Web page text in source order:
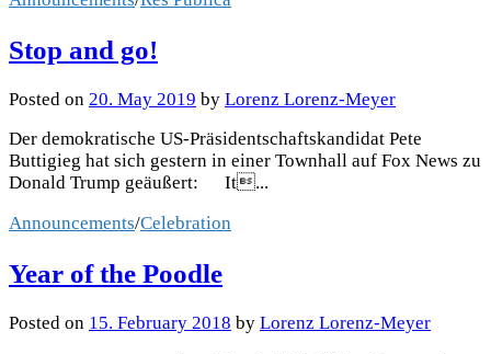
Stop and go!
Posted on 20. May 2019 by Lorenz Lorenz-Meyer
Der demokratische US-Präsidentschaftskandidat Pete
Buttigieg hat sich gestern in einer Townhall auf Fox News zu
Donald Trump geäußert: It...
Announcements/Celebration
Year of the Poodle
Posted on 15. February 2018 by Lorenz Lorenz-Meyer